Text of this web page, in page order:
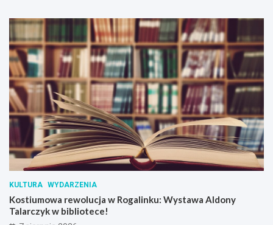
m
o
n
i
a
k
a
w
D
w
o
r
k
r
z
KULTURA WYDARZENIA
Kostiumowa rewolucja w Rogalinku: Wystawa Aldony
Talarczyk w bibliotece!